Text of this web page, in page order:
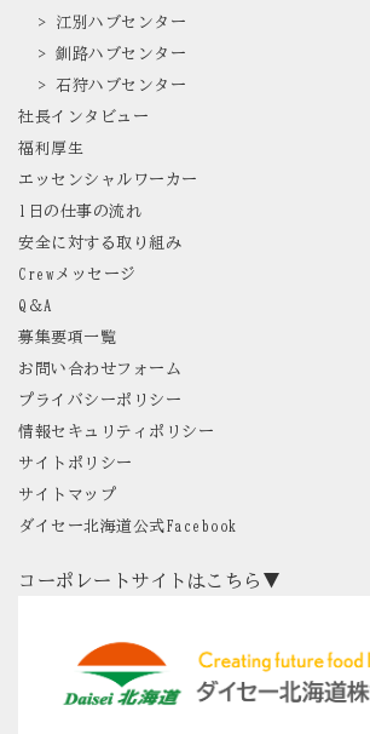
> 江別ハブセンター
> 釧路ハブセンター
> 石狩ハブセンター
社長インタビュー
福利厚生
エッセンシャルワーカー
1日の仕事の流れ
安全に対する取り組み
Crewメッセージ
Q＆A
募集要項一覧
お問い合わせフォーム
プライバシーポリシー
情報セキュリティポリシー
サイトポリシー
サイトマップ
ダイセー北海道公式Facebook
コーポレートサイトはこちら▼